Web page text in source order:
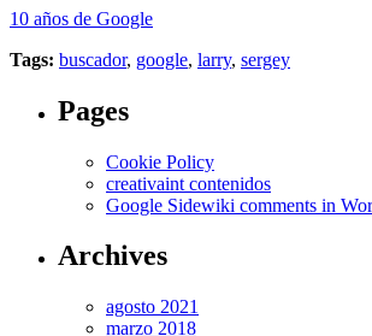
10 años de Google
Tags: buscador, google, larry, sergey
Pages
Cookie Policy
creativaint contenidos
Google Sidewiki comments in
Archives
agosto 2021
marzo 2018